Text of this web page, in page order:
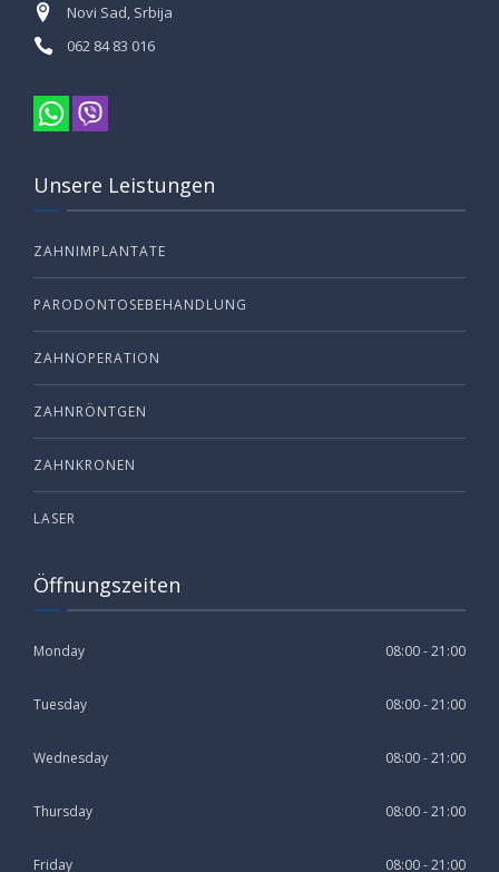
Novi Sad, Srbija
062 84 83 016
Unsere Leistungen
ZAHNIMPLANTATE
PARODONTOSEBEHANDLUNG
ZAHNOPERATION
ZAHNRÖNTGEN
ZAHNKRONEN
LASER
Öffnungszeiten
Monday 08:00 - 21:00
Tuesday 08:00 - 21:00
Wednesday 08:00 - 21:00
Thursday 08:00 - 21:00
Friday 08:00 - 21:00